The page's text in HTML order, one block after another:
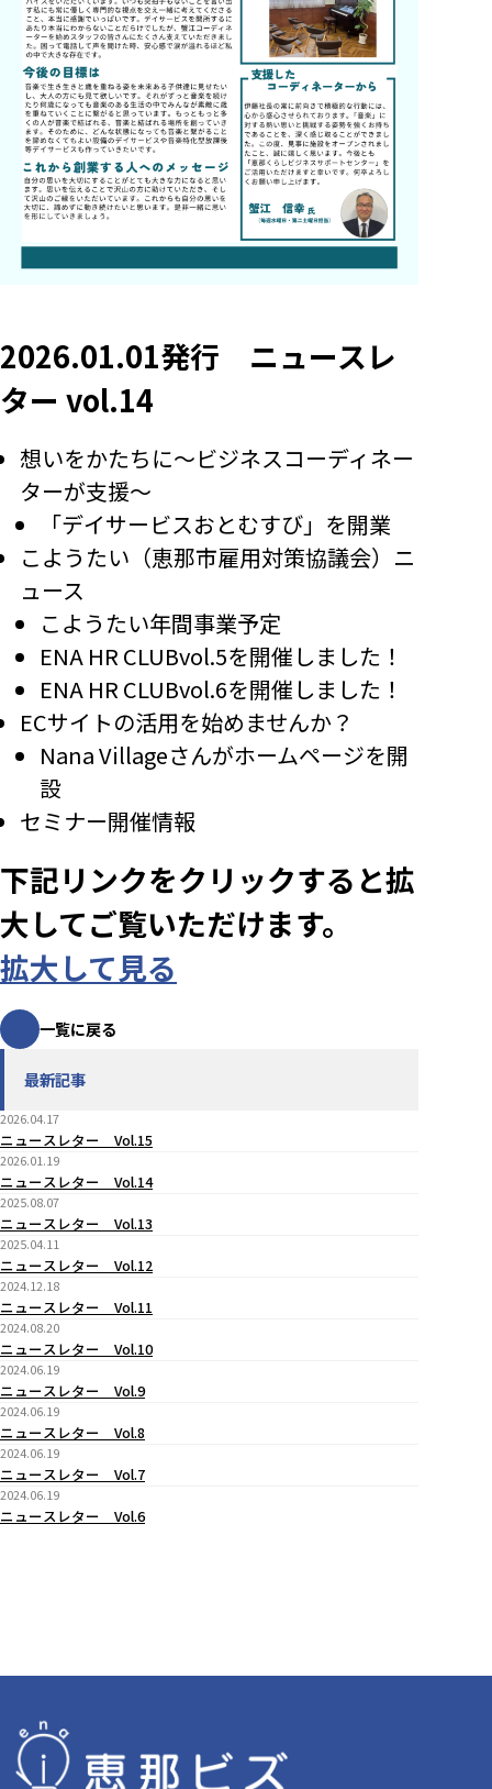
最新記事
2026.04.17
ニュースレター Vol.15
2026.01.19
ニュースレター Vol.14
2025.08.07
ニュースレター Vol.13
2025.04.11
ニュースレター Vol.12
2024.12.18
ニュースレター Vol.11
2024.08.20
ニュースレター Vol.10
2024.06.19
ニュースレター Vol.9
2024.06.19
ニュースレター Vol.8
2024.06.19
ニュースレター Vol.7
2024.06.19
ニュースレター Vol.6
2026.01.01発行 ニュースレ
ター vol.14
想いをかたちに～ビジネスコーディネー
ターが支援～
「デイサービスおとむすび」を開業
こようたい（恵那市雇用対策協議会）ニ
ュース
こようたい年間事業予定
ENA HR CLUBvol.5を開催しました！
ENA HR CLUBvol.6を開催しました！
ECサイトの活用を始めませんか？
Nana Villageさんがホームページを開
設
セミナー開催情報
下記リンクをクリックすると拡
大してご覧いただけます。
拡大して見る
一覧に戻る